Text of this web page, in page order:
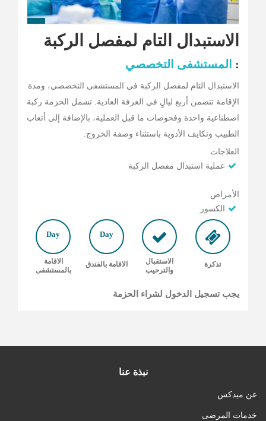
الأخبار
مقالات
أسئلة شائعة
الاستبدال التام لمفصل الركبة
: المستشفى التخصصي
الاستبدال التام لمفصل الركبة في المستشفى التخصصي، ومدة
الإقامة تتضمن أربع ليالٍ في الغرفة العادية. تشمل الحزمة ركبة
اصطناعية واحدة وفحوصات ما قبل العملية، بالإضافة إلى أتعاب
الطبيب وتكايف الأدوية باستثناء وصفة الخروج.
العلاجات
عملية استبدال مفصل الركبة
الأمراض
الكسور
Day
الاقامة
بالمستشفى
Day
الاقامة بالفندق
الاستقبال
والترحيب
تذكرة
يجب تسجيل الدخول لشراء الحزمة
نبذة عنا
عن ميدكس
خدمات المرضى